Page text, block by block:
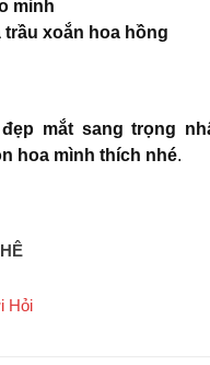
xoắn hoa hồng
mắt sang trọng
hoa mình thích nhé.
Hỏi